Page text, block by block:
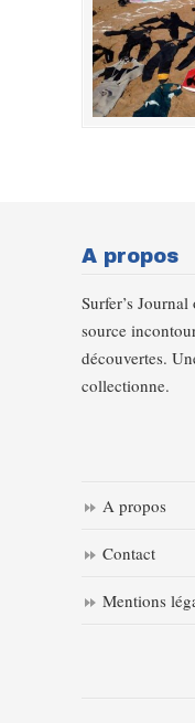
A propos
Surfer’s
source
découvertes.
collectionne.
A propos
Contact
Mentions